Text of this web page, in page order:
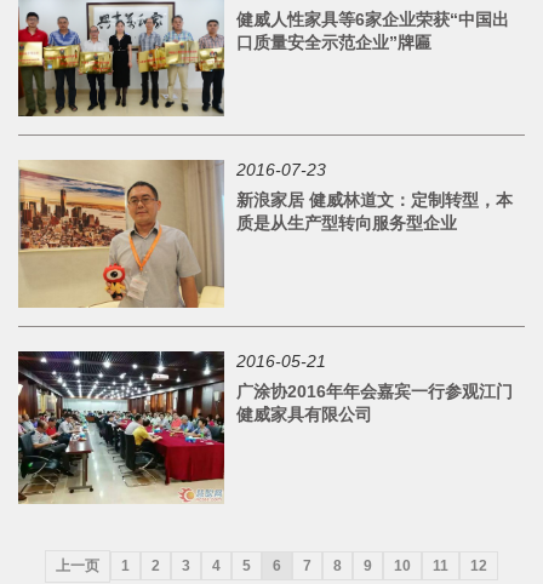
健威人性家具等6家企业荣获“中国出
口质量安全示范企业”牌匾
2016-07-23
新浪家居 健威林道文：定制转型，本
质是从生产型转向服务型企业
2016-05-21
广涂协2016年年会嘉宾一行参观江门
健威家具有限公司
上一页 1 2 3 4 5 6 7 8 9 10 11 12